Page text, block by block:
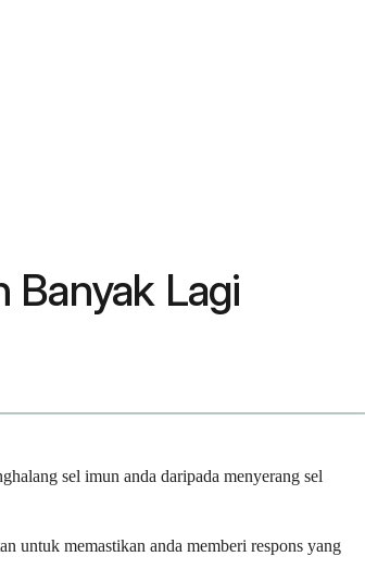
Banyak Lagi
sel imun anda daripada menyerang sel
untuk memastikan anda memberi respons yang